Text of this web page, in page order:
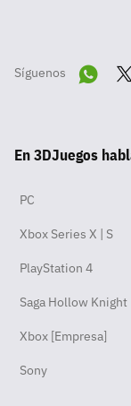
Síguenos
pp
En 3DJuegos
PC
Xbox Series X | S
PlayStation 4
Saga Hollow Knight
Xbox [Empresa]
Sony